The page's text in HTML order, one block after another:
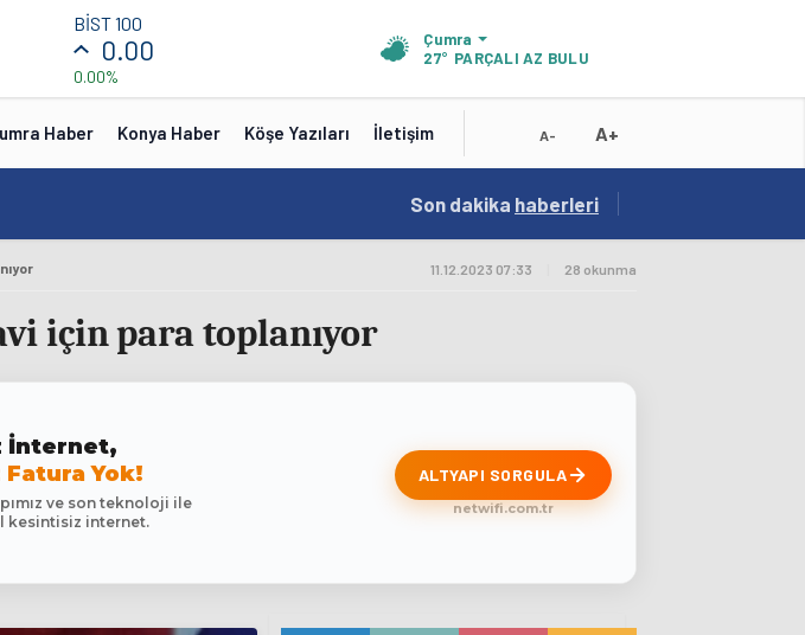
BİST 100
0.00
0.00%
Çumra
27° PARÇALI AZ BULUTLU
Haber Konya Haber Köşe Yazıları İletişim A- A+
19:01 / Konya'nın Zengin Mutfağı GastroFest'te
Son dakika haberleri
11.12.2023 07:33 28 okunma
için para toplanıyor
İnternet,
Yok!
ve son teknoloji ile
kesintisiz internet.
ALTYAPI SORGULA
netwifi.com.tr